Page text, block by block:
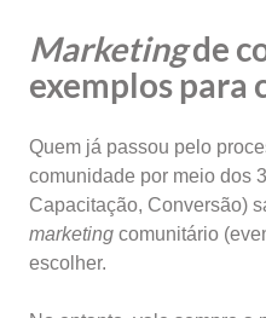
Marketingde
exemplos para
Quem já passou pelo
comunidade por meio dos
Capacitação, Conversão)
marketing comunitário
escolher.